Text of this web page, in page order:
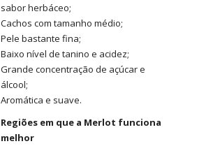
sabor herbáceo;
Cachos com tamanho médio;
Pele bastante fina;
Baixo nível de tanino e acidez;
Grande concentração de açúcar e
álcool;
Aromática e suave.
Regiões em que a Merlot funciona
melhor